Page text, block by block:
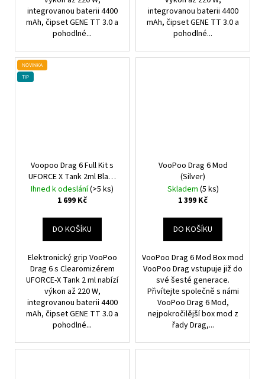
integrovanou baterii 4400
mAh, čipset GENE TT 3.0 a
pohodlné...
integrovanou baterii 4400
mAh, čipset GENE TT 3.0 a
pohodlné...
NOVINKA
TIP
Voopoo Drag 6 Full Kit s
UFORCE X Tank 2ml Black
4400mAh
Ihned k odeslání(>5 ks)
1 699 Kč
DO KOŠÍKU
Elektronický grip VooPoo
Drag 6 s Clearomizérem
UFORCE-X Tank 2 ml nabízí
výkon až 220 W,
integrovanou baterii 4400
mAh, čipset GENE TT 3.0 a
pohodlné...
VooPoo Drag 6 Mod
(Silver)
Skladem (5 ks)
1 399 Kč
DO KOŠÍKU
VooPoo Drag 6 Mod Box mod
VooPoo Drag vstupuje již do
své šesté generace.
Přivítejte společně s námi
VooPoo Drag 6 Mod,
nejpokročilější box mod z
řady Drag,...